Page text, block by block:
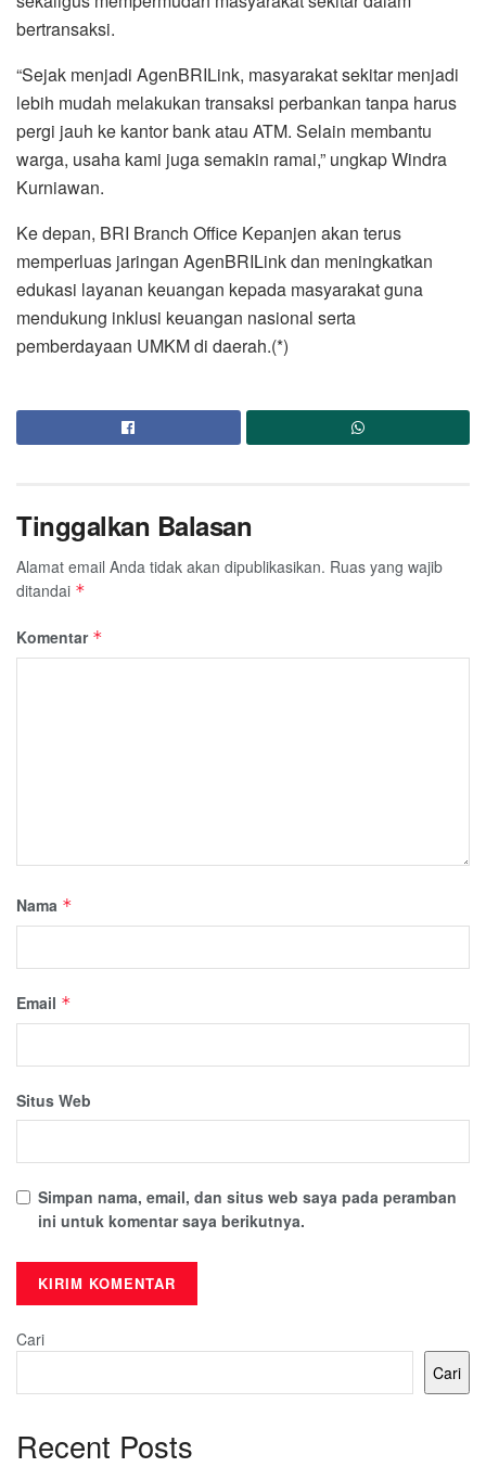
bertransaksi.
“Sejak menjadi AgenBRILink, masyarakat sekitar menjadi
lebih mudah melakukan transaksi perbankan tanpa harus
pergi jauh ke kantor bank atau ATM. Selain membantu
warga, usaha kami juga semakin ramai,” ungkap Windra
Kurniawan.
Ke depan, BRI Branch Office Kepanjen akan terus
memperluas jaringan AgenBRILink dan meningkatkan
edukasi layanan keuangan kepada masyarakat guna
mendukung inklusi keuangan nasional serta
pemberdayaan UMKM di daerah.(*)
Tinggalkan Balasan
Alamat email Anda tidak akan dipublikasikan. Ruas yang wajib
ditandai *
Komentar *
Nama *
Email *
Situs Web
Simpan nama, email, dan situs web saya pada peramban
ini untuk komentar saya berikutnya.
Cari
Cari
Recent Posts